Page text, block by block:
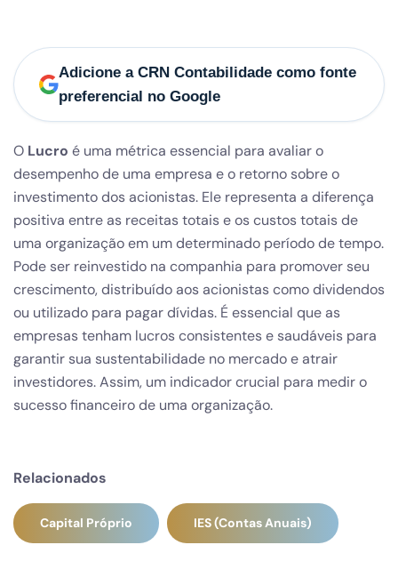
Adicione a CRN Contabilidade como fonte
preferencial no Google
O Lucro é uma métrica essencial para avaliar o
desempenho de uma empresa e o retorno sobre o
investimento dos acionistas. Ele representa a diferença
positiva entre as receitas totais e os custos totais de
uma organização em um determinado período de tempo.
Pode ser reinvestido na companhia para promover seu
crescimento, distribuído aos acionistas como dividendos
ou utilizado para pagar dívidas. É essencial que as
empresas tenham lucros consistentes e saudáveis para
garantir sua sustentabilidade no mercado e atrair
investidores. Assim, um indicador crucial para medir o
sucesso financeiro de uma organização.
Relacionados
Capital Próprio IES (Contas Anuais)